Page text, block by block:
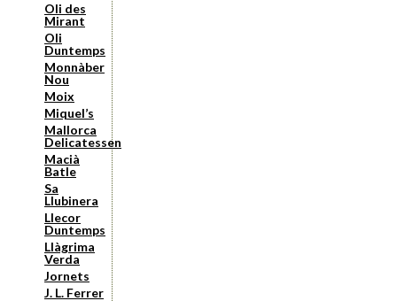
Oli des
Mirant
Oli
Duntemps
Monnàber
Nou
Moix
Miquel’s
Mallorca
Delicatessen
Macià
Batle
Sa
Llubinera
Llecor
Duntemps
Llàgrima
Verda
Jornets
J. L. Ferrer